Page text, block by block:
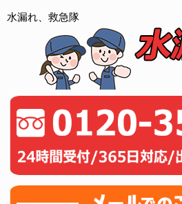
水漏れ、救急隊